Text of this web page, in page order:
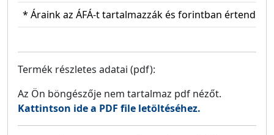
* Áraink az ÁFÁ-t tartalmazzák és forintban értendők!
Termék részletes adatai (pdf):
Az Ön böngészője nem tartalmaz pdf nézőt.
Kattintson ide a PDF file letöltéséhez.